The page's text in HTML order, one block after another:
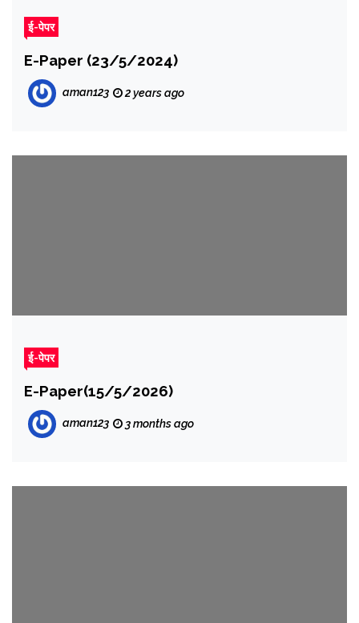
ई-पेपर
E-Paper (23/5/2024)
aman123 2 years ago
ई-पेपर
E-Paper(15/5/2026)
aman123 3 months ago